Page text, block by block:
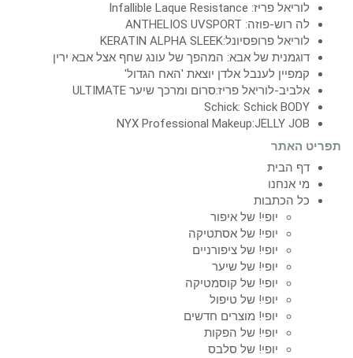
לוריאל פריז: Infallible Laque Resistance
לה רוש-פוזה: ANTHELIOS UVSPORT
לוריאל פרופסיונל:KERATIN ALPHA SLEEK
דוגמנית של אבא: המהפך של עונג שחף אצל אבא ירין
קמפיין לענבל אלדן יוצאת 'האח הגדול'
אלביב-לוריאל פריז:סרום ומרכך שיער ULTIMATE
Schick: Schick BODY
NYX Professional Makeup:JELLY JOB
תפריט האתר
דף הבית
מי אנחנו
כל הכתבות
יופי! של איפור
יופי! של אסתטיקה
יופי! של ציפורניים
יופי! של שיער
יופי! של קוסמטיקה
יופי! של טיפול
יופי! מוצרים חדשים
יופי! של הפקות
יופי! של סלבס